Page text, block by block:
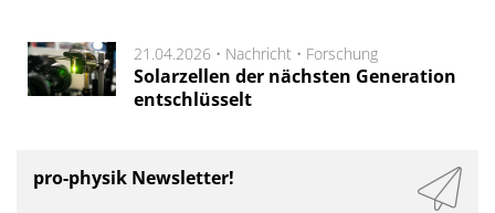
21.04.2026 • Nachricht • Forschung
Solarzellen der nächsten Generation
entschlüsselt
pro-physik Newsletter!